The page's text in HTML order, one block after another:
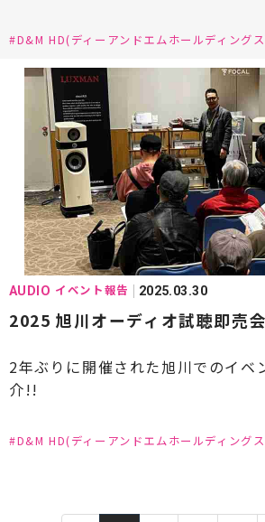
#D&M HD(ディーアンドエムホールディング
AUDIO イベント報告 2025.03.30
2025 旭川オーディオ試聴即売
2年ぶりに開催された旭川でのイベ
介!!
#D&M HD(ディーアンドエムホールディング